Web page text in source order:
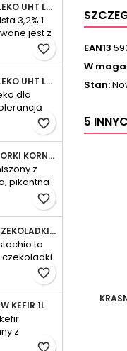
MLEKPOL MLEKO UHT LACIATE BARISTA 3.2% 1L
3,2% 1
jest z
polskiego
się
i
favorite_border
MLEKPOL MLEKO UHT LACIATE BEZ LAKTOZY 3.2% 1L
dla
favorite_border
KRAKUS OGORKI KORNISZONY Z CHILLI 500G
z
pikantna
favorite_border
GOPLANA CZEKOLADKI PISTACHIO PISTACJOWE CZEKOLADKI MLECZNE 400G
to
to
w
favorite_border
KEFIR 1L
z
mleka
favorite_border
EAN13
W
Stan:
5